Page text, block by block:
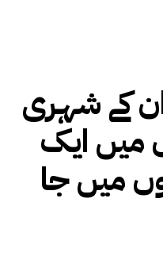
کے شہری
میں ایک
میں جا